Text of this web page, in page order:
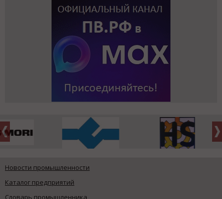
Новости промышленности
Каталог предприятий
Словарь промышленника